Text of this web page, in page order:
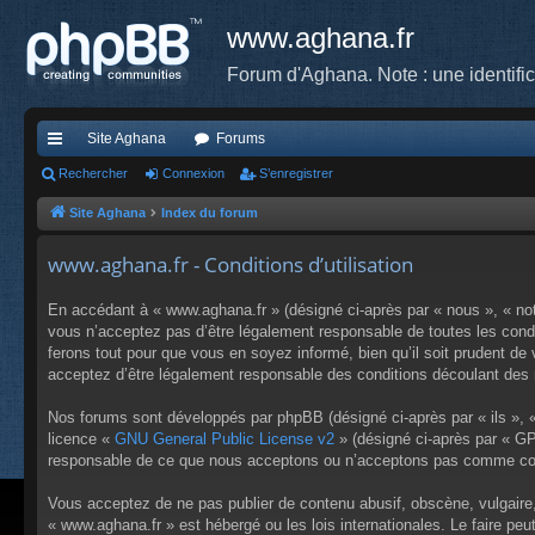
www.aghana.fr
Forum d'Aghana. Note : une
cc
ès
de
Site Aghana Forums
Rechercher Connexion S’enregistrer
Site Aghana Index du forum
www.aghana.fr - Conditions d’utilisation
En accédant à « www.aghana.fr » (désigné ci-après par « nous », «
vous n’acceptez pas d’être légalement responsable de toutes les
ferons tout pour que vous en soyez informé, bien qu’il soit prudent
acceptez d’être légalement responsable des conditions découlant
Nos forums sont développés par phpBB (désigné ci-après par « ils
licence « GNU General Public License v2 » (désigné ci-après par «
responsable de ce que nous acceptons ou n’acceptons pas
Vous acceptez de ne pas publier de contenu abusif, obscène,
« www.aghana.fr » est hébergé ou les lois internationales. Le faire